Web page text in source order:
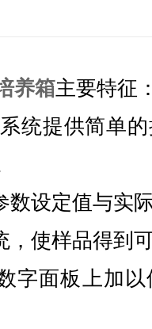
养箱主要特征
统提供简单
数设定值与实
，使样品得到
字面板上加